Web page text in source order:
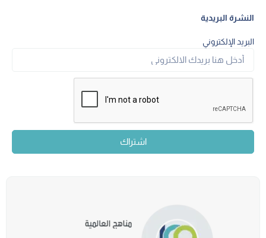
النشرة البريدية
البريد الإلكتروني
اشتراك